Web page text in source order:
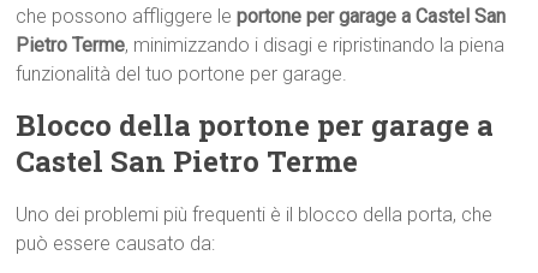
che possono affliggere leportone per garage a Castel San
Pietro Terme, minimizzando i disagi e ripristinando la piena
funzionalità del tuo portone per garage.
Blocco della portone per garage a
Castel San Pietro Terme
Uno dei problemi più frequenti è il blocco della porta, che
può essere causato da: